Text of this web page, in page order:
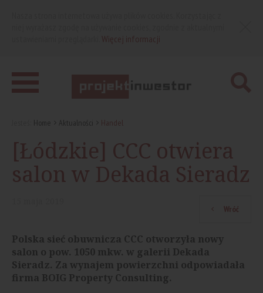
Home Aktualności Handel
[Łódzkie] CCC otwiera
salon w Dekada Sieradz
Wróć
Polska sieć obuwnicza CCC otworzyła nowy
salon o pow. 1050 mkw. w galerii Dekada
Sieradz. Za wynajem powierzchni odpowiadała
firma BOIG Property Consulting.